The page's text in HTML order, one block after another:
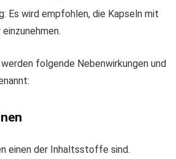
Es wird empfohlen, die Kapseln mit
folgende Nebenwirkungen und
einen der Inhaltsstoffe sind.